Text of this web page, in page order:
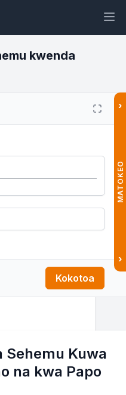
Wijeti
kwenda
Kokotoa
›
MATOKEO
›
Sehemu Kuwa
na kwa Papo